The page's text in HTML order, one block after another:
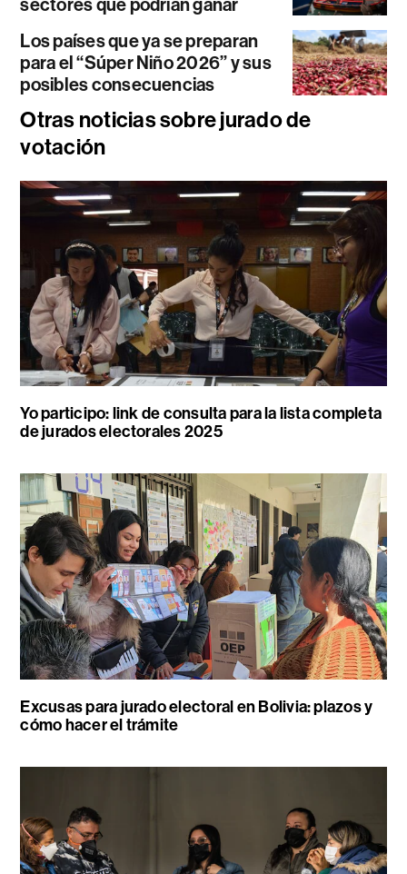
sectores que podrían ganar
Los países que ya se preparan
para el “Súper Niño 2026” y sus
posibles consecuencias
Otras noticias sobre jurado de
votación
Yo participo: link de consulta para la lista completa
de jurados electorales 2025
Excusas para jurado electoral en Bolivia: plazos y
cómo hacer el trámite